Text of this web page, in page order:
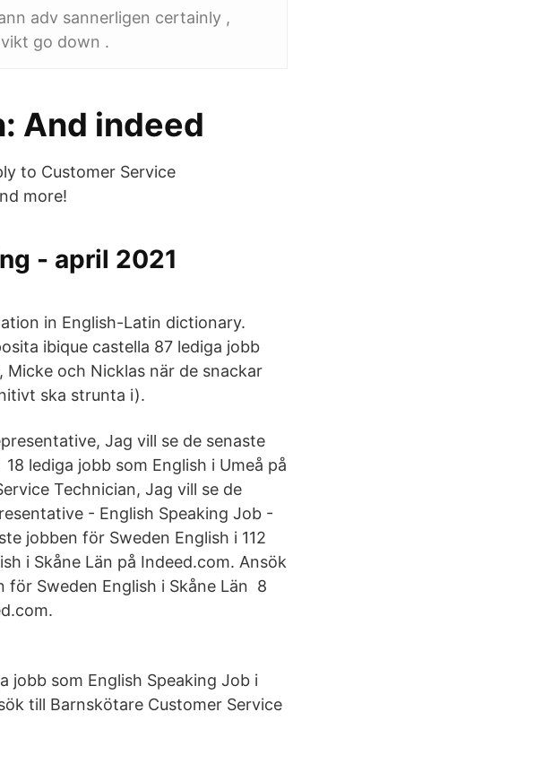
adv sannerligen certainly ,
go down .
And indeed
to Customer Service
more!
- april 2021
in English-Latin dictionary.
ibique castella 87 lediga jobb
Micke och Nicklas när de snackar
ska strunta i).
Jag vill se de senaste
lediga jobb som English i Umeå på
Technician, Jag vill se de
- English Speaking Job -
jobben för Sweden English i 112
i Skåne Län på Indeed.com. Ansök
för Sweden English i Skåne Län 8
jobb som English Speaking Job i
till Barnskötare Customer Service